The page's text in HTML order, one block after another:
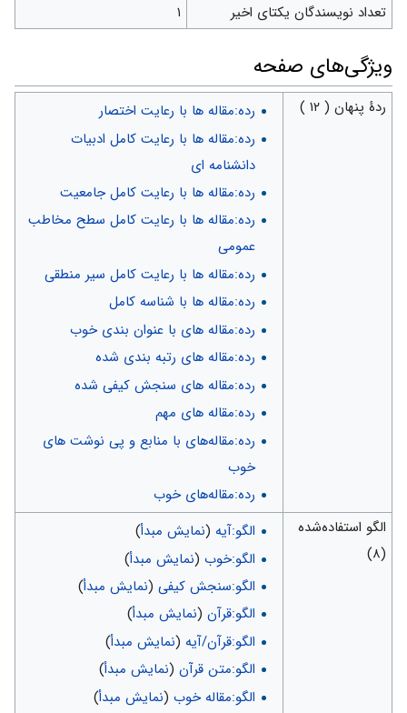
تعداد نویسندگان یکتای اخیر ۱
ويژگی‌های صفحه
ردهٔ پنهان ( ۱۲ )
رده:مقاله ها با رعایت اختصار
رده:مقاله ها با رعایت کامل ادبیات
دانشنامه ای
رده:مقاله ها با رعایت کامل جامعیت
رده:مقاله ها با رعایت کامل سطح مخاطب
عمومی
رده:مقاله ها با رعایت کامل سیر منطقی
رده:مقاله ها با شناسه کامل
رده:مقاله های با عنوان بندی خوب
رده:مقاله های رتبه بندی شده
رده:مقاله های سنجش کیفی شده
رده:مقاله های مهم
رده:مقاله‌های با منابع و پی نوشت های
خوب
رده:مقاله‌های خوب
الگو استفاده‌شده
(۸)
الگو:آیه(نمایش مبدأ)
الگو:خوب(نمایش مبدأ)
الگو:سنجش کیفی(نمایش مبدأ)
الگو:قرآن(نمایش مبدأ)
الگو:قرآن/آیه(نمایش مبدأ)
الگو:متن قرآن(نمایش مبدأ)
الگو:مقاله خوب(نمایش مبدأ)